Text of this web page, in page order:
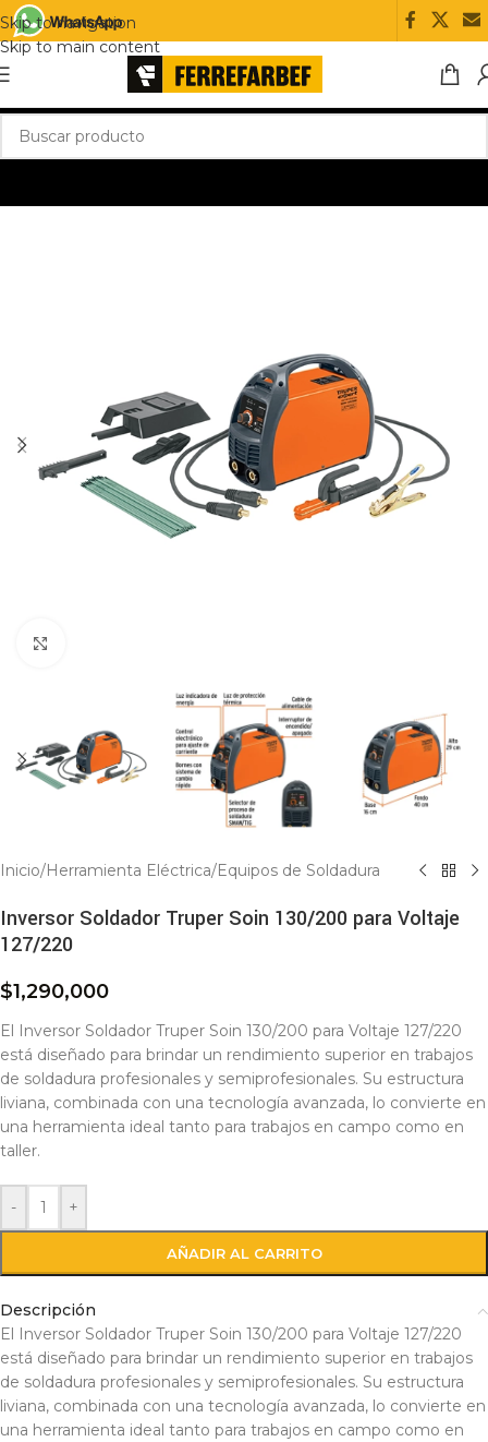
Skip to navigation
Skip to main content
Inicio/Herramienta Eléctrica/Equipos de Soldadura
Inversor Soldador Truper Soin 130/200 para Voltaje
127/220
$1,290,000
El Inversor Soldador Truper Soin 130/200 para Voltaje 127/220
está diseñado para brindar un rendimiento superior en trabajos
de soldadura profesionales y semiprofesionales. Su estructura
liviana, combinada con una tecnología avanzada, lo convierte en
una herramienta ideal tanto para trabajos en campo como en
taller.
- +
AÑADIR AL CARRITO
Descripción
El Inversor Soldador Truper Soin 130/200 para Voltaje 127/220
está diseñado para brindar un rendimiento superior en trabajos
de soldadura profesionales y semiprofesionales. Su estructura
liviana, combinada con una tecnología avanzada, lo convierte en
una herramienta ideal tanto para trabajos en campo como en